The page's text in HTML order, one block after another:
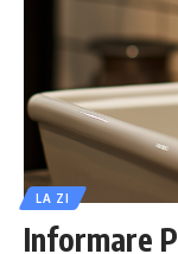
LA ZI
Informare